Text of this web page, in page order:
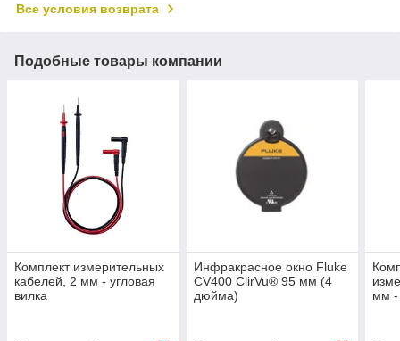
Все условия возврата
Подобные товары компании
Комплект измерительных
кабелей, 2 мм - угловая
вилка
Инфракрасное окно Fluke
CV400 ClirVu® 95 мм (4
дюйма)
мм -